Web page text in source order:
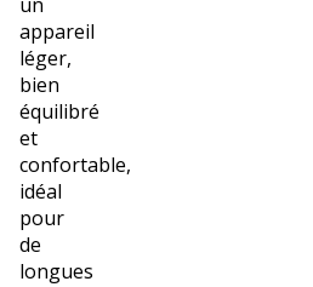
un
appareil
léger,
bien
équilibré
et
confortable,
idéal
pour
de
longues